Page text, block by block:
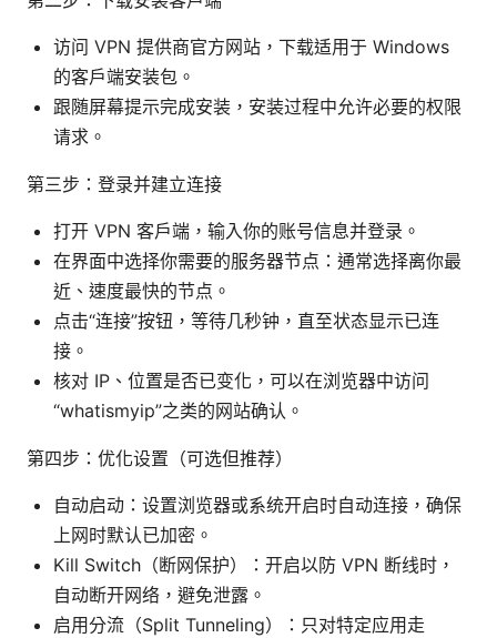
访问 VPN 提供商官方网站，下载适用于 Windows
的客户端安装包。
跟随屏幕提示完成安装，安装过程中允许必要的权限
请求。
第三步：登录并建立连接
打开 VPN 客户端，输入你的账号信息并登录。
在界面中选择你需要的服务器节点：通常选择离你最
近、速度最快的节点。
点击“连接”按钮，等待几秒钟，直至状态显示已连
接。
核对 IP、位置是否已变化，可以在浏览器中访问
“whatismyip”之类的网站确认。
第四步：优化设置（可选但推荐）
自动启动：设置浏览器或系统开启时自动连接，确保
上网时默认已加密。
Kill Switch（断网保护）：开启以防 VPN 断线时，
自动断开网络，避免泄露。
启用分流（Split Tunneling）：只对特定应用走